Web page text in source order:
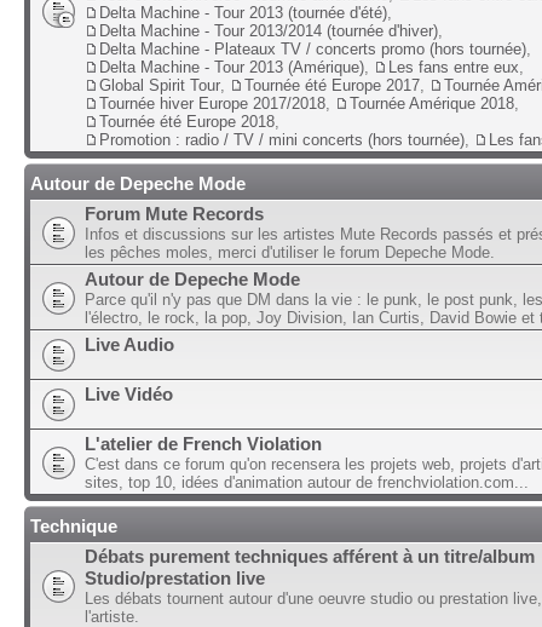
Delta Machine - Tour 2013 (tournée d'été)
Delta Machine - Tour 2013/2014 (tournée d'hiver)
Delta Machine - Plateaux TV / concerts promo (hors tournée)
Delta Machine - Tour 2013 (Amérique)
Les fans entre eux
Global Spirit Tour
Tournée été Europe 2017
Tournée
Tournée hiver Europe 2017/2018
Tournée Amérique 2018
Tournée été Europe 2018
Promotion : radio / TV / mini concerts (hors tournée)
Les
Autour de Depeche Mode
Forum Mute Records
Infos et discussions sur les artistes Mute Records passés et
les pêches moles, merci d'utiliser le forum Depeche Mode.
Autour de Depeche Mode
Parce qu'il n'y pas que DM dans la vie : le punk, le post punk,
l'électro, le rock, la pop, Joy Division, Ian Curtis, David Bowie et
Live Audio
Live Vidéo
L'atelier de French Violation
C'est dans ce forum qu'on recensera les projets web, projets
sites, top 10, idées d'animation autour de frenchviolation.com...
Technique
Débats purement techniques afférent à un titre/album
Studio/prestation live
Les débats tournent autour d'une oeuvre studio ou prestation
l'artiste.